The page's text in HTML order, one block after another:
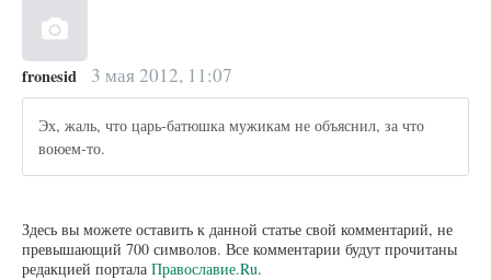
fronesid 3 мая 2012, 11:07
Эх, жаль, что царь-батюшка мужикам не объяснил, за что
воюем-то.
Здесь вы можете оставить к данной статье свой комментарий, не
превышающий 700 символов. Все комментарии будут прочитаны
редакцией портала Православие.Ru.